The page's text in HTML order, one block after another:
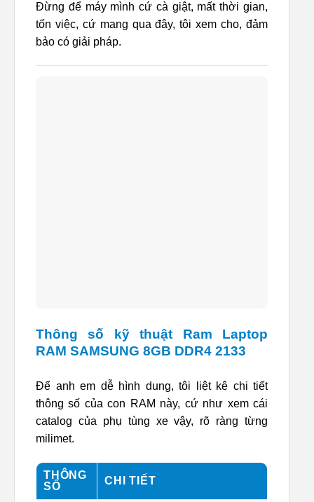
Đừng để máy mình cứ cà giật, mất thời gian,
tốn việc, cứ mang qua đây, tôi xem cho, đảm
bảo có giải pháp.
Thông số kỹ thuật Ram Laptop
RAM SAMSUNG 8GB DDR4 2133
Để anh em dễ hình dung, tôi liệt kê chi tiết
thông số của con RAM này, cứ như xem cái
catalog của phụ tùng xe vậy, rõ ràng từng
milimet.
THÔNG
SỐ
CHI TIẾT